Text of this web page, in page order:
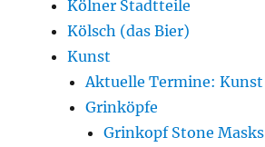
Kölner Stadtteile
Kölsch (das Bier)
Kunst
Aktuelle Termine: Kunst
Grinköpfe
Grinkopf Stone Masks